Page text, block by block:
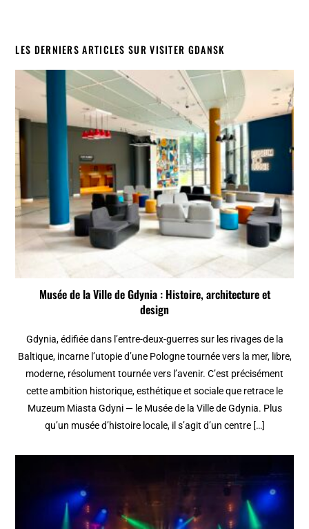
LES DERNIERS ARTICLES SUR VISITER GDANSK
Musée de la Ville de Gdynia : Histoire, architecture et
design
Gdynia, édifiée dans l’entre-deux-guerres sur les rivages de la
Baltique, incarne l’utopie d’une Pologne tournée vers la mer, libre,
moderne, résolument tournée vers l’avenir. C’est précisément
cette ambition historique, esthétique et sociale que retrace le
Muzeum Miasta Gdyni — le Musée de la Ville de Gdynia. Plus
qu’un musée d’histoire locale, il s’agit d’un centre […]